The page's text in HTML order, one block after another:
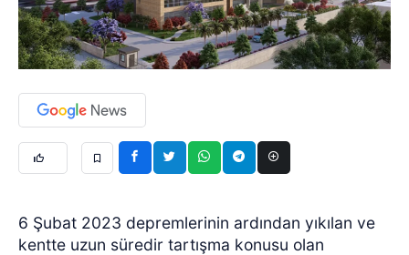
6 Şubat 2023 depremlerinin ardından yıkılan ve
kentte uzun süredir tartışma konusu olan